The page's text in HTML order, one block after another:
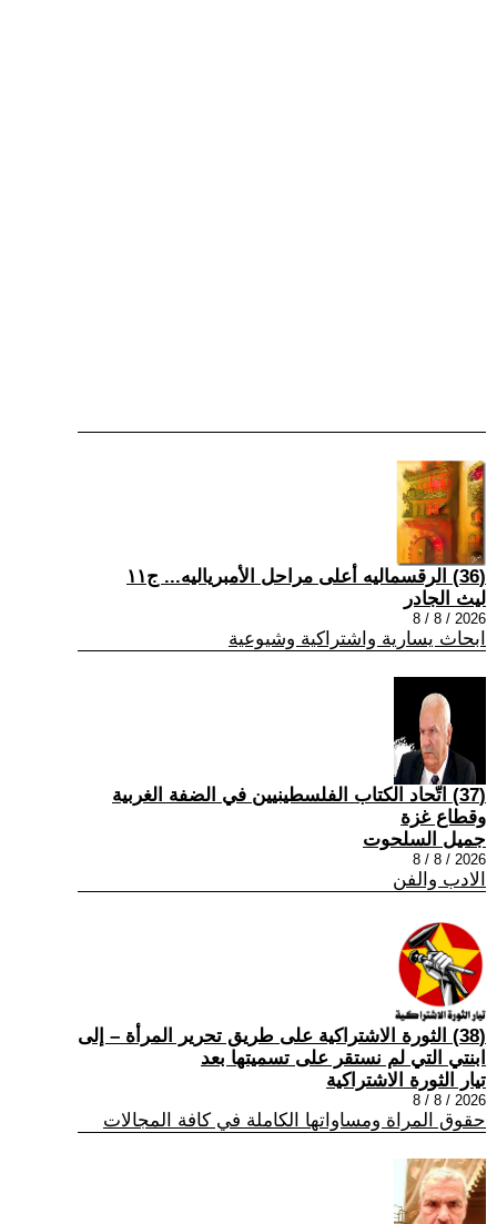
(36) الرقسماليه أعلى مراحل الأمبرياليه... ج١١
ليث الجادر
2026 / 8 / 8
ابحاث يسارية واشتراكية وشيوعية
(37) اتّحاد الكتاب الفلسطينيين في الضفة الغربية
وقطاع غزة
جميل السلحوت
2026 / 8 / 8
الادب والفن
(38) الثورة الاشتراكية على طريق تحرير المرأة – إلى
ابنتي التي لم نستقر على تسميتها بعد
تيار الثورة الاشتراكية
2026 / 8 / 8
حقوق المراة ومساواتها الكاملة في كافة المجالات